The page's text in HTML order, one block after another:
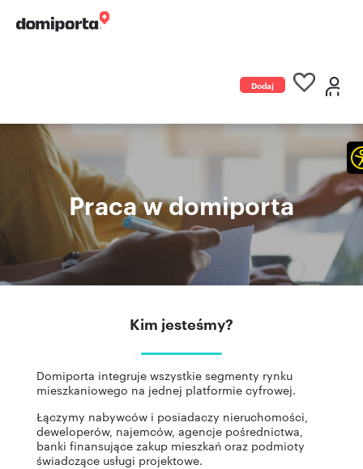
Dodaj
Praca w domiporta
Kim jesteśmy?
Domiporta integruje wszystkie segmenty rynku
mieszkaniowego na jednej platformie cyfrowej.
Łączymy nabywców i posiadaczy nieruchomości,
deweloperów, najemców, agencje pośrednictwa,
banki finansujące zakup mieszkań oraz podmioty
świadczące usługi projektowe.